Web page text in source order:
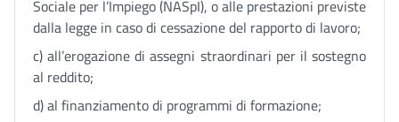
Sociale per l’Impiego (NASpI), o alle prestazioni previste
dalla legge in caso di cessazione del rapporto di lavoro;
c) all’erogazione di assegni straordinari per il sostegno
al reddito;
d) al finanziamento di programmi di formazione;